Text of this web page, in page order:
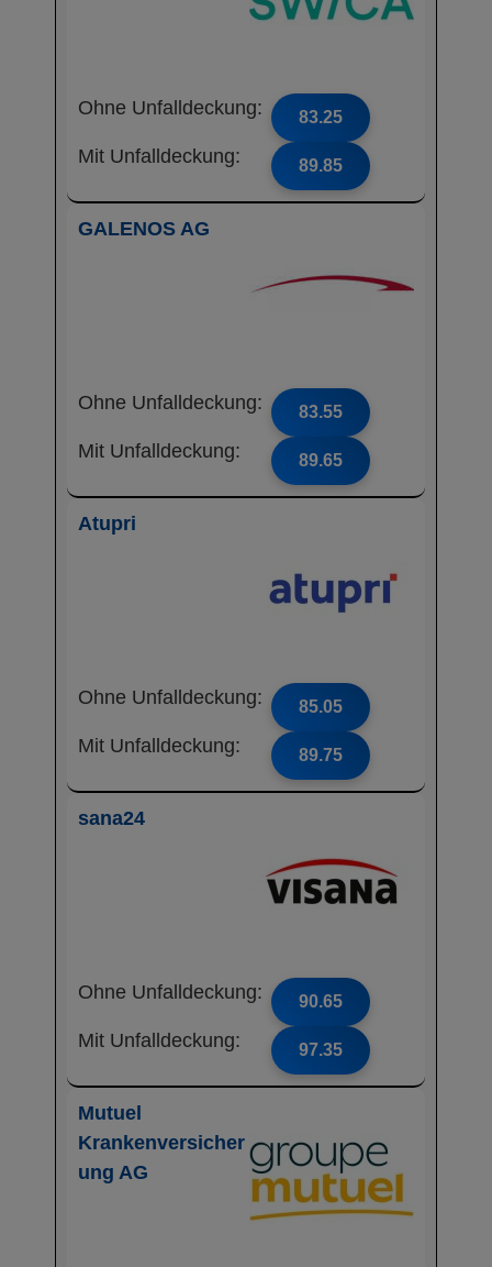
Ohne Unfalldeckung: 83.25
Mit Unfalldeckung: 89.85
GALENOS AG
Ohne Unfalldeckung: 83.55
Mit Unfalldeckung: 89.65
Atupri
Ohne Unfalldeckung: 85.05
Mit Unfalldeckung: 89.75
sana24
Ohne Unfalldeckung: 90.65
Mit Unfalldeckung: 97.35
Mutuel
Krankenversicher
ung AG